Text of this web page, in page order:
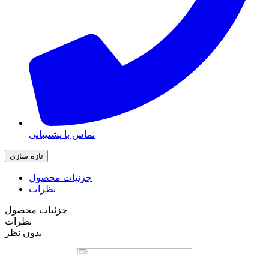
تماس با پشتیبانی
جزئیات محصول
نظرات
جزئیات محصول
نظرات
بدون نظر